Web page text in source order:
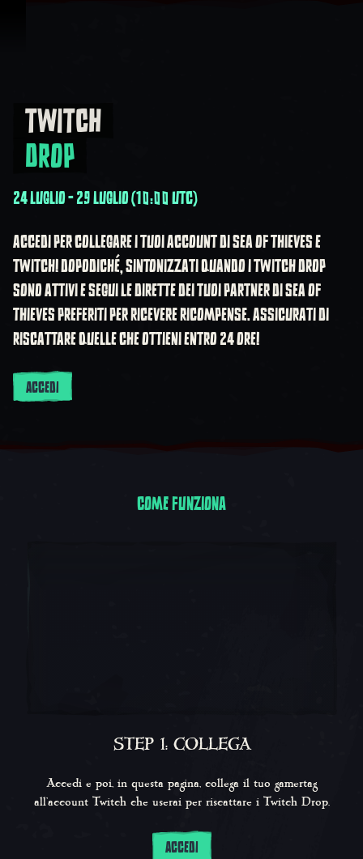
Twitch Drop
TWITCH
DROP
24 LUGLIO - 29 LUGLIO (10:00 UTC)
ACCEDI PER COLLEGARE I TUOI ACCOUNT DI SEA OF THIEVES E
TWITCH! DOPODICHÉ, SINTONIZZATI QUANDO I TWITCH DROP
SONO ATTIVI E SEGUI LE DIRETTE DEI TUOI PARTNER DI SEA OF
THIEVES PREFERITI PER RICEVERE RICOMPENSE. ASSICURATI DI
RISCATTARE QUELLE CHE OTTIENI ENTRO 24 ORE!
ACCEDI
Come funziona
COME FUNZIONA
STEP 1: COLLEGA
Accedi e poi, in questa pagina, collega il tuo gamertag
all'account Twitch che userai per riscattare i Twitch Drop.
ACCEDI